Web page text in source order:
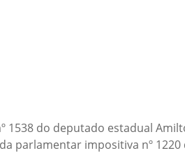
1538 do deputado estadual
parlamentar impositiva nº